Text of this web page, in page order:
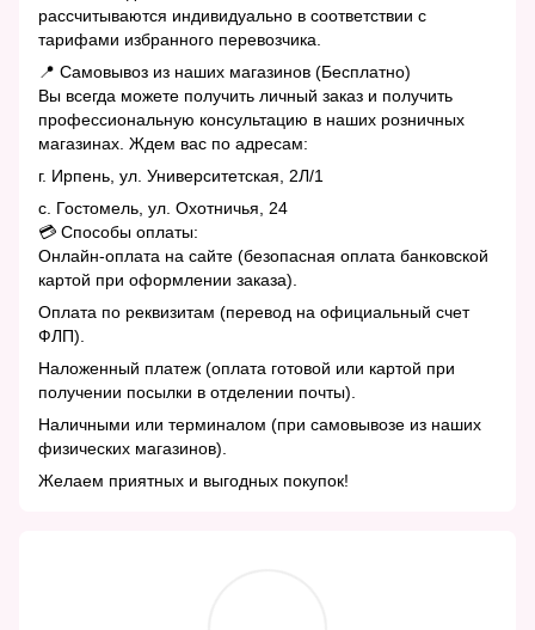
рассчитываются индивидуально в соответствии с
тарифами избранного перевозчика.
📍 Самовывоз из наших магазинов (Бесплатно)
Вы всегда можете получить личный заказ и получить
профессиональную консультацию в наших розничных
магазинах. Ждем вас по адресам:
г. Ирпень, ул. Университетская, 2Л/1
с. Гостомель, ул. Охотничья, 24
💳 Способы оплаты:
Онлайн-оплата на сайте (безопасная оплата банковской
картой при оформлении заказа).
Оплата по реквизитам (перевод на официальный счет
ФЛП).
Наложенный платеж (оплата готовой или картой при
получении посылки в отделении почты).
Наличными или терминалом (при самовывозе из наших
физических магазинов).
Желаем приятных и выгодных покупок!